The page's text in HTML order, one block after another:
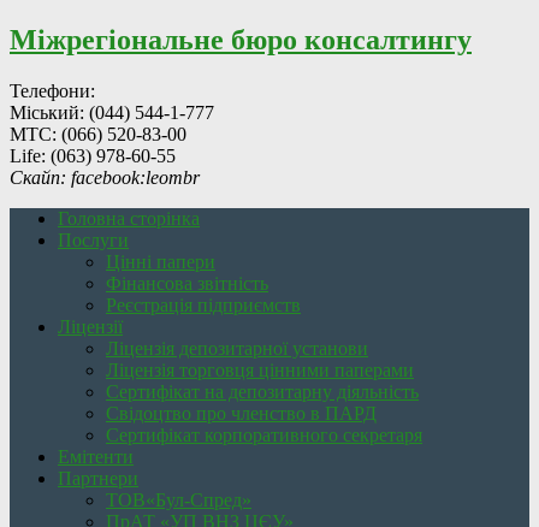
Міжрегіональне бюро консалтингу
Телефони:
Міський: (044) 544-1-777
МТС: (066) 520-83-00
Life: (063) 978-60-55
Скайп: facebook:leombr
Головна сторінка
Послуги
Цінні папери
Фінансова звітність
Реєстрація підприємств
Ліцензії
Ліцензія депозитарної установи
Ліцензія торговця цінними паперами
Сертифікат на депозитарну діяльність
Свідоцтво про членство в ПАРД
Сертифікат корпоративного секретаря
Емітенти
Партнери
ТОВ«Бул-Спред»
ПрАТ «УП ВНЗ ЦЄУ»